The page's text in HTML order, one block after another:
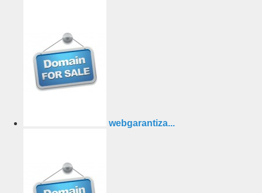
webgarantiza...